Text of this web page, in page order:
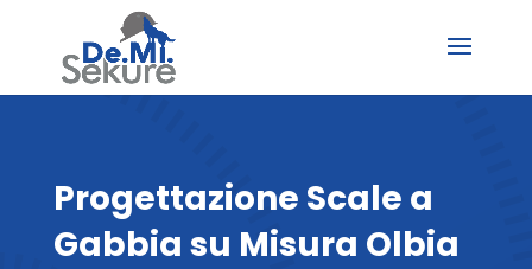
Progettazione Scale a
Gabbia su Misura Olbia